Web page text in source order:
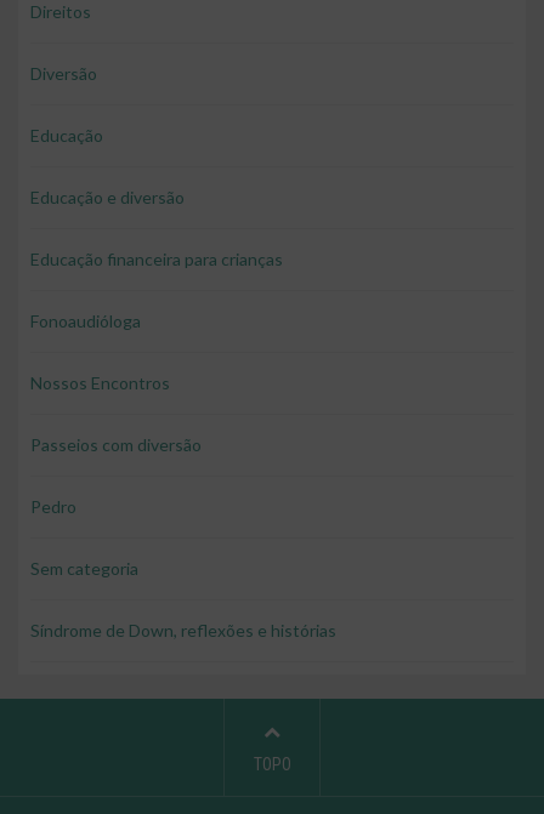
Direitos
Diversão
Educação
Educação e diversão
Educação financeira para crianças
Fonoaudióloga
Nossos Encontros
Passeios com diversão
Pedro
Sem categoria
Síndrome de Down, reflexões e histórias
TOPO